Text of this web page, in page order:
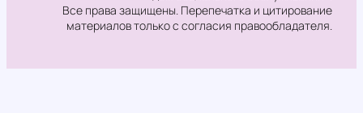
Все права защищены. Перепечатка и цитирование
материалов только с согласия правообладателя.